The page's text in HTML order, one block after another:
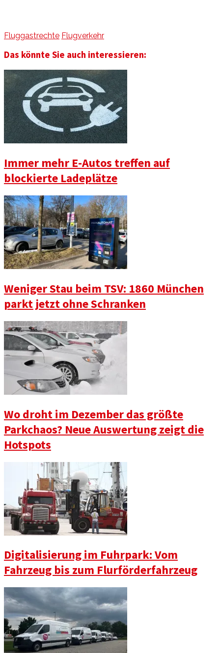
Fluggastrechte Flugverkehr
Das könnte Sie auch interessieren:
Immer mehr E-Autos treffen auf
blockierte Ladeplätze
Weniger Stau beim TSV: 1860 München
parkt jetzt ohne Schranken
Wo droht im Dezember das größte
Parkchaos? Neue Auswertung zeigt die
Hotspots
Digitalisierung im Fuhrpark: Vom
Fahrzeug bis zum Flurförderfahrzeug